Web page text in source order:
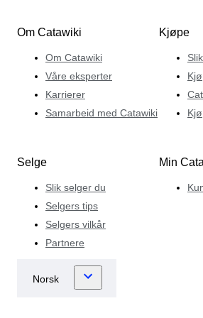
en ny samler, som vil nyte det like
Om Catawiki
Om Catawiki
Våre eksperter
Karrierer
Samarbeid med Catawiki
Kjøpe
Selge
Slik selger du
Selgers tips
Selgers vilkår
Partnere
Min